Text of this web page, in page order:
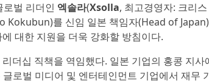
벌 리더인 엑솔라(Xsolla, 최고경영자: 크리
Kokubun)를 신임 일본 책임자(Head of
대한 지원을 더욱 강화할 방침이다.
더십 직책을 역임했다. 일본 기업의 홍콩 지사
로벌 미디어 및 엔터테인먼트 기업에서 재무